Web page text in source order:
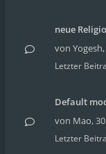
neue
von Yogesh,
Letzter
Default
von Mao,
Letzter